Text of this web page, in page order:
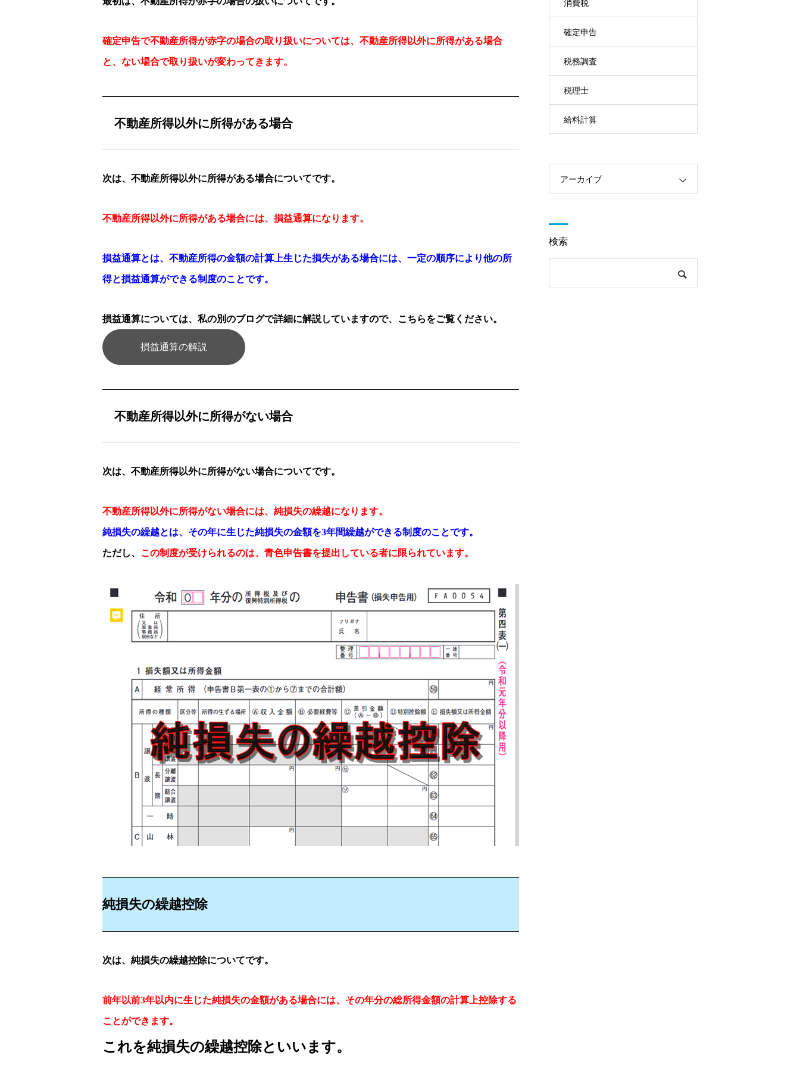
確定申告で不動産所得が赤字の場合の取り扱いについては、不動産所得以外に所得がある場合
と、ない場合で取り扱いが変わってきます。
不動産所得以外に所得がある場合
次は、不動産所得以外に所得がある場合についてです。
不動産所得以外に所得がある場合には、損益通算になります。
損益通算とは、不動産所得の金額の計算上生じた損失がある場合には、一定の順序により他の所
得と損益通算ができる制度のことです。
損益通算については、私の別のブログで詳細に解説していますので、こちらをご覧ください。
損益通算の解説
不動産所得以外に所得がない場合
次は、不動産所得以外に所得がない場合についてです。
不動産所得以外に所得がない場合には、純損失の繰越になります。
純損失の繰越とは、その年に生じた純損失の金額を3年間繰越ができる制度のことです。
ただし、 この制度が受けられるのは、青色申告書を提出している者に限られています。
純損失の繰越控除
次は、純損失の繰越控除についてです。
前年以前3年以内に生じた純損失の金額がある場合には、その年分の総所得金額の計算上控除する
ことができます。
これを純損失の繰越控除といいます。
消費税
確定申告
税務調査
税理士
給料計算
アーカイブ
検索